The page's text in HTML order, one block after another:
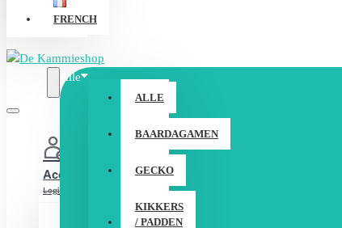
FRENCH
Alle
ALLE
BAARDAGAMEN
GECKO
KIKKERS
/ PADDEN
Account
Login / Registreer